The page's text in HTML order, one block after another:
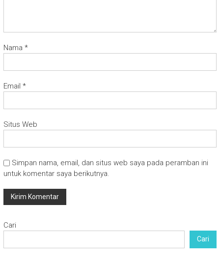
Nama *
Email *
Situs Web
Simpan nama, email, dan situs web saya pada peramban ini
untuk komentar saya berikutnya.
Cari
Cari